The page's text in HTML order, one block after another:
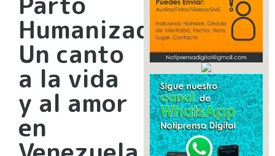
Humanizado:
Un canto
a la vida
y al amor
en